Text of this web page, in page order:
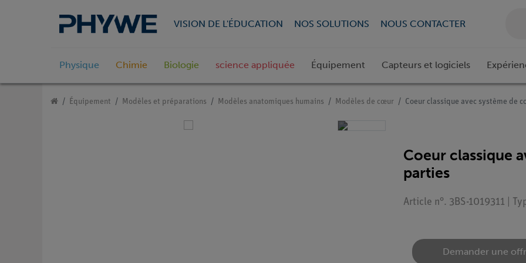
VISION DE L'ÉDUCATION NOS SOLUTIONS NOUS CONTACTER
Physique Chimie Biologie science appliquée Équipement Capteurs et logiciels
Équipement Modèles et préparations Modèles anatomiques humains Modèles de cœur Coeur classique avec système de
Coeur classique
parties
Article n°. 3BS-1019311 |
Demander une